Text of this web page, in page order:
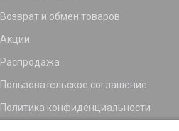
Возврат и обмен товаров
Акции
Распродажа
Пользовательское соглашение
Политика конфиденциальности